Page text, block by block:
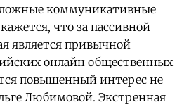
коммуникативные
что за пассивной
является привычной
онлайн общественных
повышенный интерес не
Любимовой. Экстренная